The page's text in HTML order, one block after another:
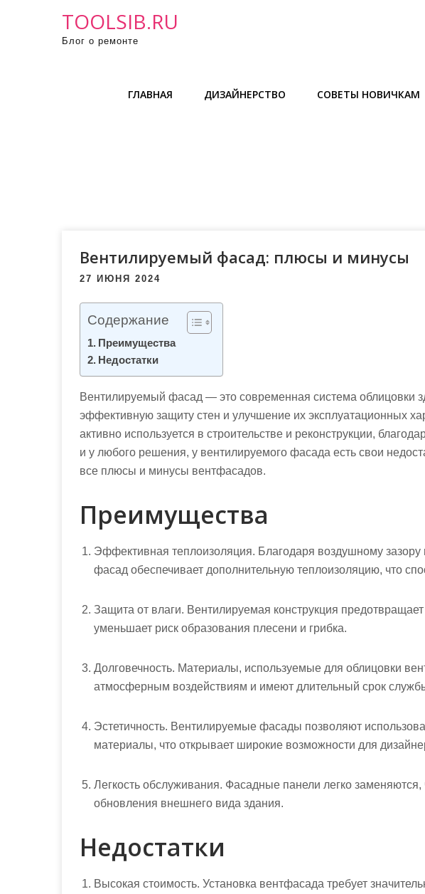
TOOLSIB.RU
Блог о ремонте
ГЛАВНАЯ ДИЗАЙНЕРСТВО СОВЕТЫ НОВИЧКАМ
Вентилируемый фасад: плюсы и минусы
27 ИЮНЯ 2024
Содержание
Преимущества
Недостатки
Вентилируемый фасад — это современная система облицовки
эффективную защиту стен и улучшение их эксплуатационных
активно используется в строительстве и реконструкции,
и у любого решения, у вентилируемого фасада есть свои
все плюсы и минусы вентфасадов.
Преимущества
Эффективная теплоизоляция. Благодаря воздушному зазору
фасад обеспечивает дополнительную теплоизоляцию, что
Защита от влаги. Вентилируемая конструкция
уменьшает риск образования плесени и грибка.
Долговечность. Материалы, используемые для облицовки
атмосферным воздействиям и имеют длительный срок
Эстетичность. Вентилируемые фасады позволяют
материалы, что открывает широкие возможности для
Легкость обслуживания. Фасадные панели легко
обновления внешнего вида здания.
Недостатки
Высокая стоимость. Установка вентфасада требует